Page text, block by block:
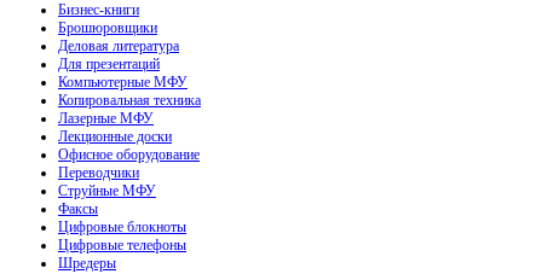
Бизнес-книги
Брошюровщики
Деловая литература
Для презентаций
Компьютерные МФУ
Копировальная техника
Лазерные МФУ
Лекционные доски
Офисное оборудование
Переводчики
Струйные МФУ
Факсы
Цифровые блокноты
Цифровые телефоны
Шредеры